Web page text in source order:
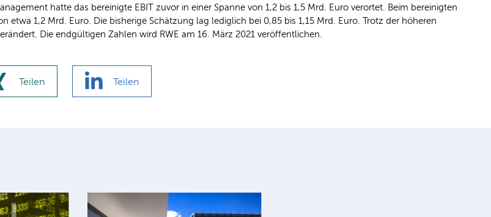
hatte das bereinigte EBIT zuvor in einer Spanne von 1,2 bis 1,5 Mrd. Euro verortet. Beim bereinigten
1,2 Mrd. Euro. Die bisherige Schätzung lag lediglich bei 0,85 bis 1,15 Mrd. Euro. Trotz der höheren
Die endgültigen Zahlen wird RWE am 16. März 2021 veröffentlichen.
Teilen Teilen